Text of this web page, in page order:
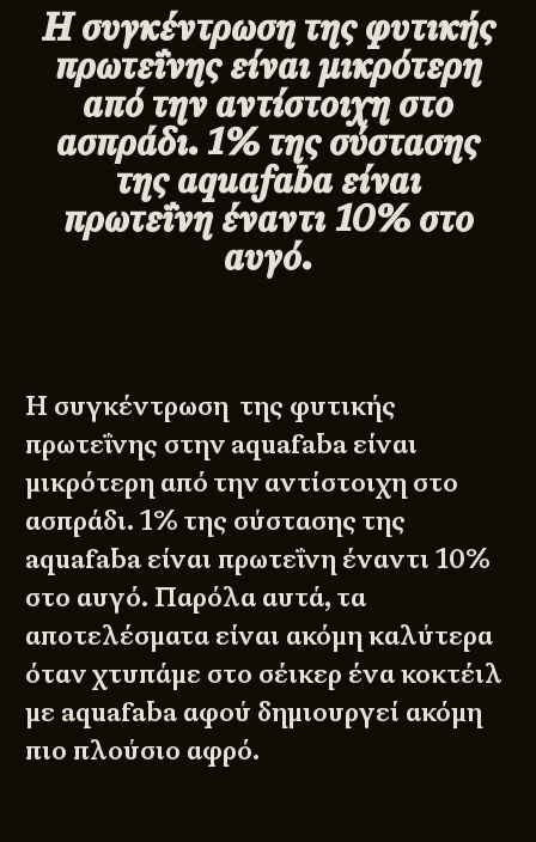
Η συγκέντρωση της φυτικής
πρωτεΐνης είναι μικρότερη
από την αντίστοιχη στο
ασπράδι. 1% της σύστασης
της aquafaba είναι
πρωτεΐνη έναντι 10% στο
αυγό.
Η συγκέντρωση της φυτικής
πρωτεΐνης στην aquafaba είναι
μικρότερη από την αντίστοιχη στο
ασπράδι. 1% της σύστασης της
aquafaba είναι πρωτεΐνη έναντι 10%
στο αυγό. Παρόλα αυτά, τα
αποτελέσματα είναι ακόμη καλύτερα
όταν χτυπάμε στο σέικερ ένα κοκτέιλ
με aquafaba αφού δημιουργεί ακόμη
πιο πλούσιο αφρό.